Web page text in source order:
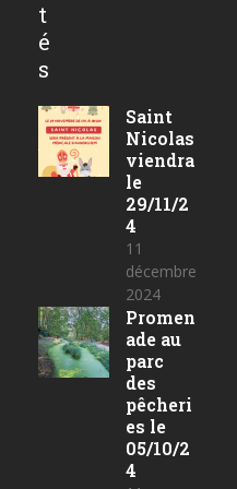
t
é
s
Saint
Nicolas
viendra
le
29/11/2
4
11
décembre
2024
Promen
ade au
parc
des
pêcheri
es le
05/10/2
4